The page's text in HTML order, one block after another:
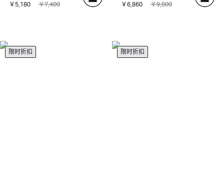
￥5,180 ￥7,400 ￥6,860 ￥9,800
限时折扣 限时折扣